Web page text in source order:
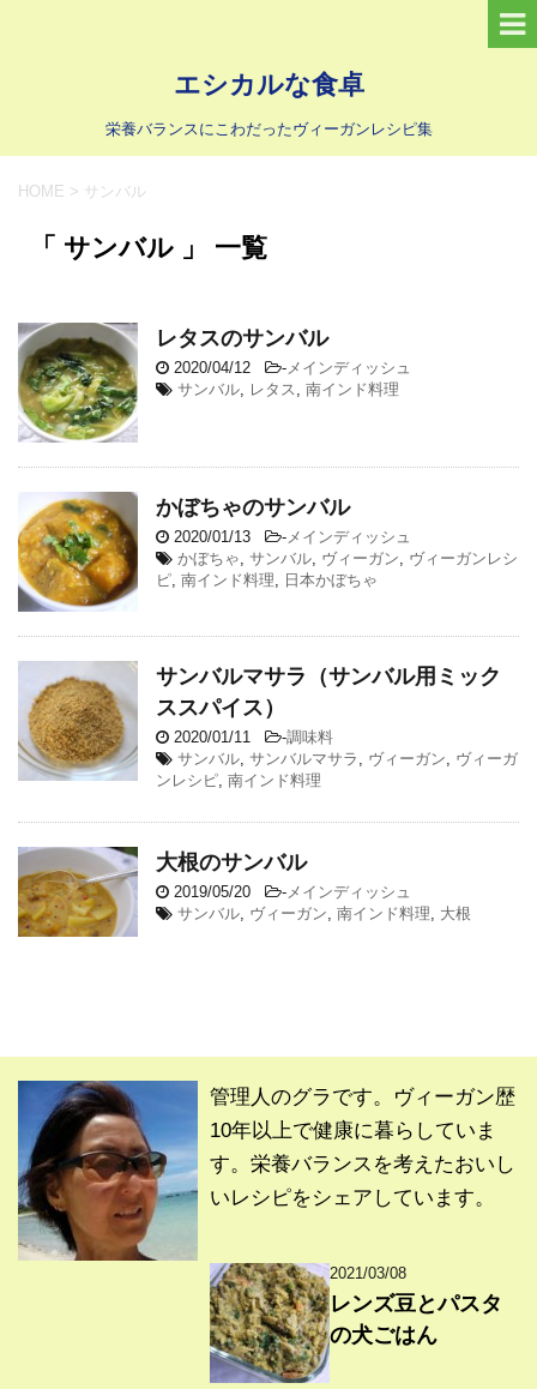
エシカルな食卓
栄養バランスにこわだったヴィーガンレシピ集
HOME > サンバル
「 サンバル 」 一覧
レタスのサンバル
2020/04/12 - メインディッシュ
サンバル
レタス 南インド料理
かぼちゃのサンバル
2020/01/13 - メインディッシュ
かぼちゃ サンバル ヴィーガン
ヴィーガンレシ
ピ 南インド料理 日本かぼちゃ
サンバルマサラ（サンバル用ミック
ススパイス）
2020/01/11 -調味料
サンバル サンバルマサラ ヴィーガン
ヴィーガ
ンレシピ 南インド料理
大根のサンバル
2019/05/20 - メインディッシュ
サンバル ヴィーガン 南インド料理 大根
管理人のグラです。ヴィーガン歴
10年以上で健康に暮らしていま
す。栄養バランスを考えたおいし
いレシピをシェアしています。
2021/03/08
レンズ豆とパスタ
の犬ごはん